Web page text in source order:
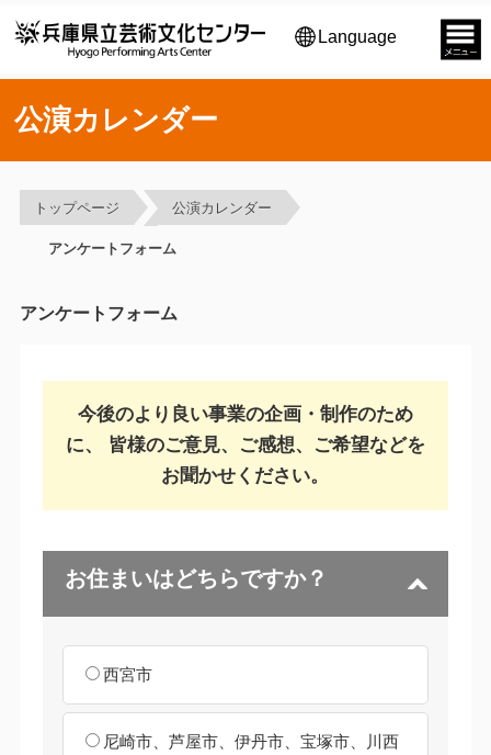
Language
公演カレンダー
トップページ 公演カレンダー
アンケートフォーム
アンケートフォーム
今後のより良い事業の企画・制作のため
に、
皆様のご意見、ご感想、ご希望などを
お聞かせください。
お住まいはどちらですか？
西宮市
尼崎市、芦屋市、伊丹市、宝塚市、川西